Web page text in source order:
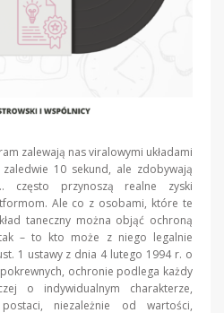
zalewają nas viralowymi układami
10 sekund, ale zdobywają
często przynoszą realne zyski
Ale co z osobami, które te
taneczny można objąć ochroną
– to kto może z niego legalnie
1 ustawy z dnia 4 lutego 1994 r. o
ochronie podlega każdy
o indywidualnym charakterze,
niezależnie od wartości,